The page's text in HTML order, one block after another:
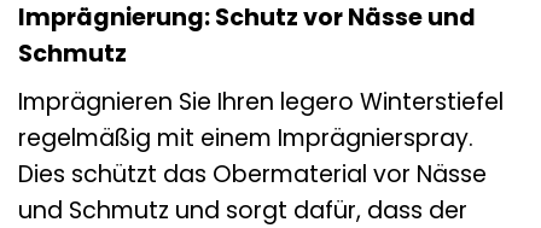
Imprägnierung: Schutz vor Nässe und
Schmutz
Imprägnieren Sie Ihren legero Winterstiefel
regelmäßig mit einem Imprägnierspray.
Dies schützt das Obermaterial vor Nässe
und Schmutz und sorgt dafür, dass der